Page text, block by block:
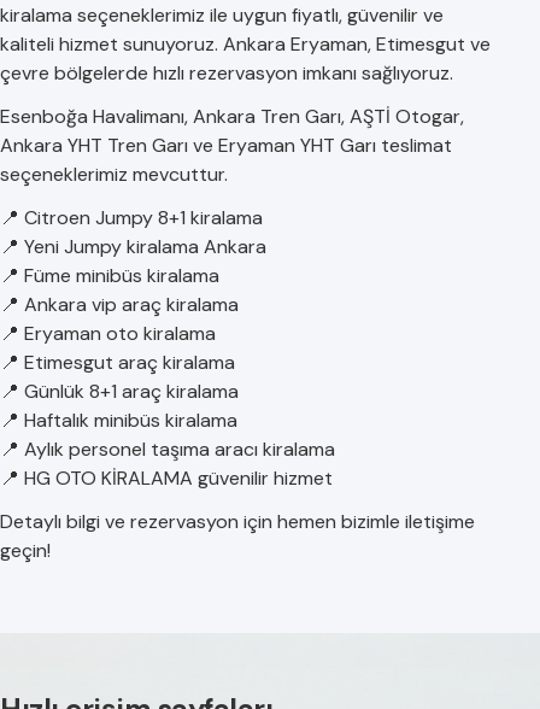
kiralama seçeneklerimiz ile uygun fiyatlı, güvenilir ve
kaliteli hizmet sunuyoruz. Ankara Eryaman, Etimesgut ve
çevre bölgelerde hızlı rezervasyon imkanı sağlıyoruz.
Esenboğa Havalimanı, Ankara Tren Garı, AŞTİ Otogar,
Ankara YHT Tren Garı ve Eryaman YHT Garı teslimat
seçeneklerimiz mevcuttur.
📍 Citroen Jumpy 8+1 kiralama
📍 Yeni Jumpy kiralama Ankara
📍 Füme minibüs kiralama
📍 Ankara vip araç kiralama
📍 Eryaman oto kiralama
📍 Etimesgut araç kiralama
📍 Günlük 8+1 araç kiralama
📍 Haftalık minibüs kiralama
📍 Aylık personel taşıma aracı kiralama
📍 HG OTO KİRALAMA güvenilir hizmet
Detaylı bilgi ve rezervasyon için hemen bizimle iletişime
geçin!